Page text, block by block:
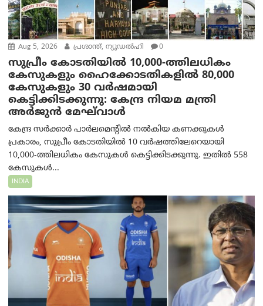
Aug 5, 2026 പ്രശാന്ത്, ന്യൂഡല്‍ഹി 0
സുപ്രീം കോടതിയിൽ 10,000-ത്തിലധികം
കേസുകളും ഹൈക്കോടതികളിൽ 80,000
കേസുകളും 30 വർഷമായി
കെട്ടിക്കിടക്കുന്നു: കേന്ദ്ര നിയമ മന്ത്രി
അര്‍ജുന്‍ മേഘ്‌വാള്‍
കേന്ദ്ര സർക്കാർ പാർലമെന്റിൽ നൽകിയ കണക്കുകൾ
പ്രകാരം, സുപ്രീം കോടതിയിൽ 10 വർഷത്തിലേറെയായി
10,000-ത്തിലധികം കേസുകൾ കെട്ടിക്കിടക്കുന്നു. ഇതിൽ 558
കേസുകൾ...
INDIA